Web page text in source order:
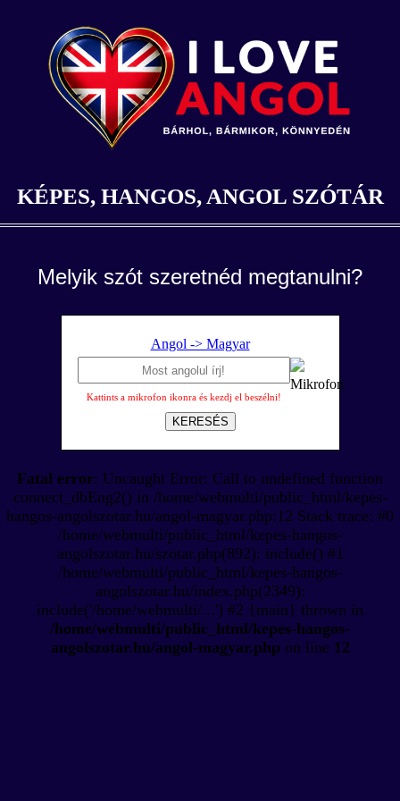
KÉPES, HANGOS, ANGOL SZÓTÁR
Melyik szót szeretnéd megtanulni?
Angol -> Magyar
Kattints a mikrofon ikonra és kezdj el beszélni!
KERESÉS
Fatal error: Uncaught Error: Call to undefined function
connect_dbEng2() in /home/webmulti/public_html/kepes-
hangos-angolszotar.hu/angol-magyar.php:12 Stack trace: #0
/home/webmulti/public_html/kepes-hangos-
angolszotar.hu/szotar.php(892): include() #1
/home/webmulti/public_html/kepes-hangos-
angolszotar.hu/index.php(2349):
include('/home/webmulti/...') #2 {main} thrown in
/home/webmulti/public_html/kepes-hangos-
angolszotar.hu/angol-magyar.php on line 12